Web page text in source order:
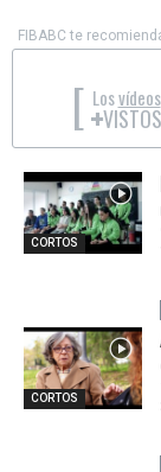
FIBABC te
[ Losvídeos
+VISTOS
CORTOS
CORTOS